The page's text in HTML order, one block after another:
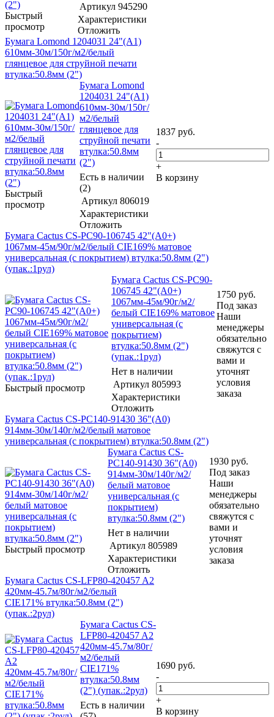
Быстрый
просмотр
Артикул 945290
Характеристики
Отложить
Бумага Lomond 1204031 24"(A1)
610мм-30м/150г/м2/белый
глянцевое для струйной печати
втулка:50.8мм (2")
Быстрый
просмотр
Бумага Lomond
1204031 24"(A1)
610мм-30м/150г/
м2/белый
глянцевое для
струйной печати
втулка:50.8мм
(2")
Есть в наличии
(2)
Артикул 806019
Характеристики
Отложить
1837 руб.
-
+
В корзину
Бумага Cactus CS-PC90-106745 42"(A0+)
1067мм-45м/90г/м2/белый CIE169% матовое
универсальная (с покрытием) втулка:50.8мм (2")
(упак.:1рул)
Быстрый просмотр
Бумага Cactus CS-PC90-
106745 42"(A0+)
1067мм-45м/90г/м2/
белый CIE169% матовое
универсальная (с
покрытием)
втулка:50.8мм (2")
(упак.:1рул)
Нет в наличии
Артикул 805993
Характеристики
Отложить
1750 руб.
Под заказ
Наши
менеджеры
обязательно
свяжутся с
вами и
уточнят
условия
заказа
Бумага Cactus CS-PC140-91430 36"(A0)
914мм-30м/140г/м2/белый матовое
универсальная (с покрытием) втулка:50.8мм (2")
Быстрый просмотр
Бумага Cactus CS-
PC140-91430 36"(A0)
914мм-30м/140г/м2/
белый матовое
универсальная (с
покрытием)
втулка:50.8мм (2")
Нет в наличии
Артикул 805989
Характеристики
Отложить
1930 руб.
Под заказ
Наши
менеджеры
обязательно
свяжутся с
вами и
уточнят
условия
заказа
Бумага Cactus CS-LFP80-420457 A2
420мм-45.7м/80г/м2/белый
CIE171% втулка:50.8мм (2")
(упак.:2рул)
Бумага Cactus CS-
LFP80-420457 A2
420мм-45.7м/80г/
м2/белый
CIE171%
втулка:50.8мм
(2") (упак.:2рул)
Есть в наличии
1690 руб.
-
+
В корзину